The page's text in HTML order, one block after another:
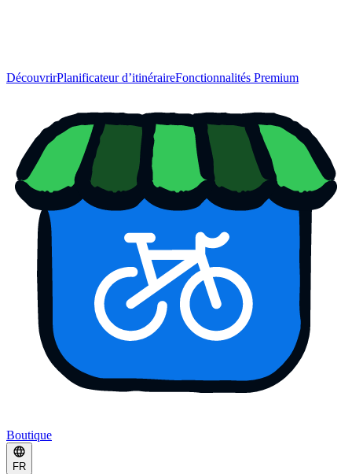
DécouvrirPlanificateur d’itinéraireFonctionnalités Premium
Boutique
FR